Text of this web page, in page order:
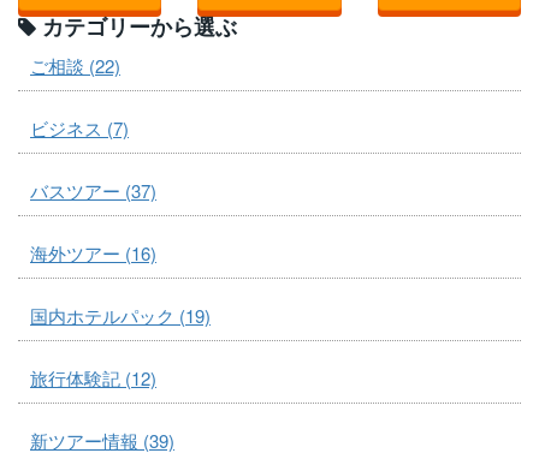
カテゴリーから選ぶ
ご相談 (22)
ビジネス (7)
バスツアー (37)
海外ツアー (16)
国内ホテルパック (19)
旅行体験記 (12)
新ツアー情報 (39)